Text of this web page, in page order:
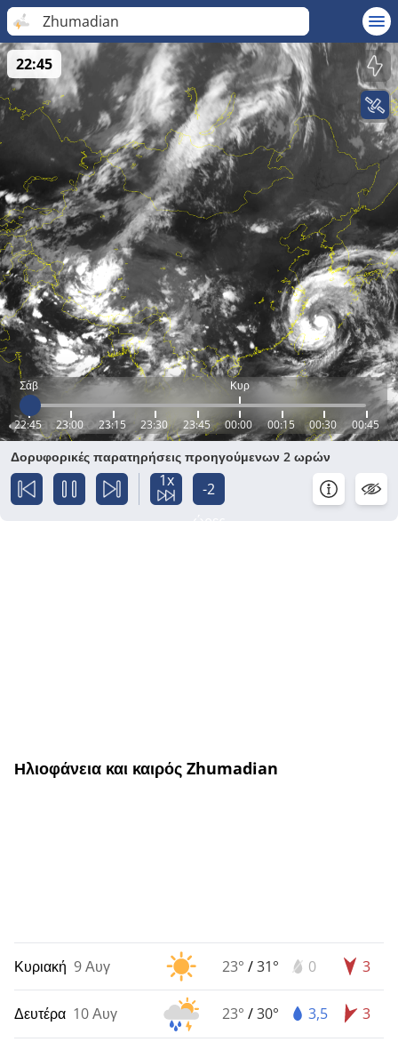
Zhumadian
Σάβ Κυρ
22:45 23:00 23:15 23:30 23:45 00:00 00:15 00:30 00:45
22:45
Δορυφορικές παρατηρήσεις προηγούμενων 2 ωρών
1x
-2
Ηλιοφάνεια και καιρός Zhumadian
Κυριακή 9 Αυγ 23° /31° 0 3
Δευτέρα 10 Αυγ 23° /30° 3,5 3